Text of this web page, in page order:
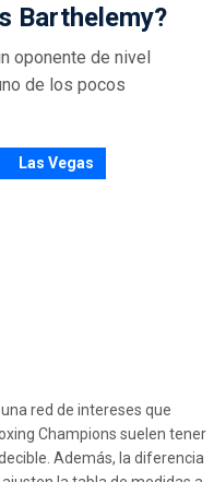
Barthelemy?
oponente de nivel
de los pocos
Las Vegas
red de intereses que
Champions suelen tener
Además, la diferencia